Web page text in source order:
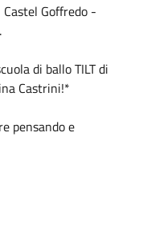
Goffredo -
di ballo TILT di
Castrini!*
pensando e